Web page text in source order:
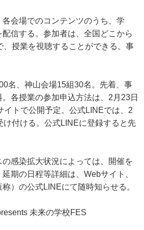
会場でのコンテンツのうち、学
信する。参加者は、全国どこから
、授業を視聴することができる。事
名、神山会場15組30名。先着、事
各授業の参加申込方法は、2月23日
イトで公開予定。公式LINEでは、2
け付ける。公式LINEに登録すると先
感染拡大状況によっては、開催を
期の日程等詳細は、Webサイト、
）の公式LINEにて随時知らせる。
未来の学校FES